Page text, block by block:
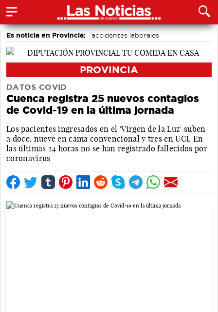
Es noticia en Provincia:
accidentes laborales
Medio Ambiente
PROVINCIA
DATOS COVID
Cuenca registra 25 nuevos contagios
de Covid-19 en la última jornada
Los pacientes ingresados en el 'Virgen de la Luz' suben
a doce, nueve en cama convencional y tres en UCI. En
las últimas 24 horas no se han registrado fallecidos por
coronavirus